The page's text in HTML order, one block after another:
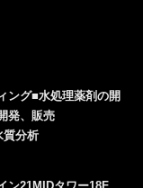
ング■水処理薬剤の開
発、販売
質分析